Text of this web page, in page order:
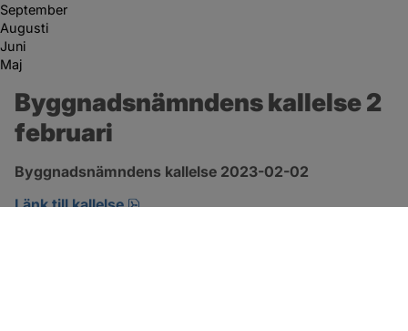
September
Augusti
Juni
Maj
Byggnadsnämndens kallelse 2
februari
Byggnadsnämndens kallelse 2023-02-02
Länk till kallelse
pdf, 98 kB, öppnas i nytt fönster.